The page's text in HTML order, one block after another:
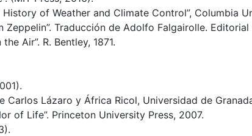
of Weather and Climate Control”, Columbia
Zeppelin”. Traducción de Adolfo Falgairolle. Editorial
the Air”. R. Bentley, 1871.
Carlos Lázaro y África Ricol, Universidad de
of Life”. Princeton University Press, 2007.